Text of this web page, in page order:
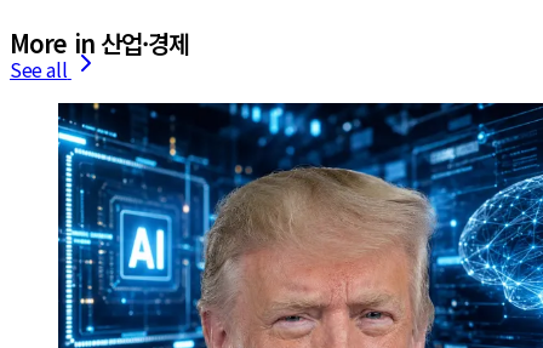
More in 산업·경제
See all